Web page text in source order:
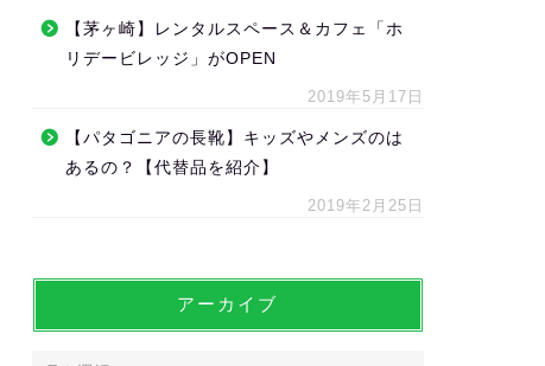
【茅ヶ崎】レンタルスペース＆カフェ「ホ
リデービレッジ」がOPEN
2019年5月17日
【パタゴニアの長靴】キッズやメンズのは
あるの？【代替品を紹介】
2019年2月25日
アーカイブ